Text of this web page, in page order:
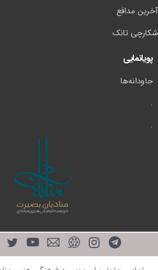
آخرین مدافع
شکارچی تانک
پویانمایی
جاودانه‌ها
.
.